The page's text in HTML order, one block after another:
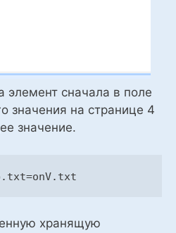
элемент сначала в поле
значения на странице 4
значение.
.txt=onV.txt
хранящую